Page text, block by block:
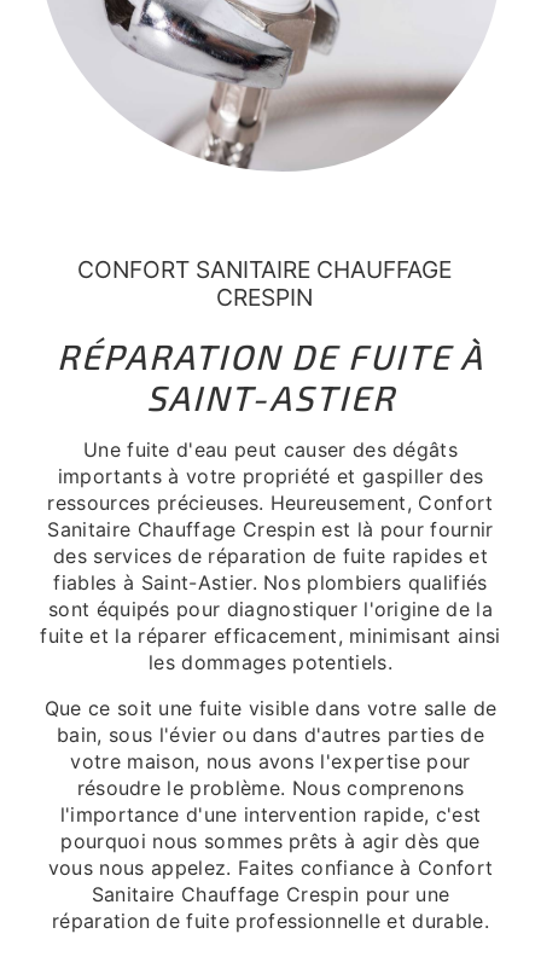
CONFORT SANITAIRE CHAUFFAGE
CRESPIN
RÉPARATION DE FUITE À
SAINT-ASTIER
Une fuite d'eau peut causer des dégâts
importants à votre propriété et gaspiller des
ressources précieuses. Heureusement, Confort
Sanitaire Chauffage Crespin est là pour fournir
des services de réparation de fuite rapides et
fiables à Saint-Astier. Nos plombiers qualifiés
sont équipés pour diagnostiquer l'origine de la
fuite et la réparer efficacement, minimisant ainsi
les dommages potentiels.
Que ce soit une fuite visible dans votre salle de
bain, sous l'évier ou dans d'autres parties de
votre maison, nous avons l'expertise pour
résoudre le problème. Nous comprenons
l'importance d'une intervention rapide, c'est
pourquoi nous sommes prêts à agir dès que
vous nous appelez. Faites confiance à Confort
Sanitaire Chauffage Crespin pour une
réparation de fuite professionnelle et durable.